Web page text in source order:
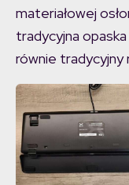
materiałowej
tradycyjna
równie